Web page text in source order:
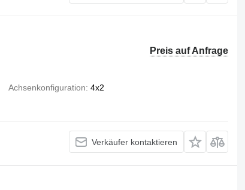
Preis auf Anfrage
Achsenkonfiguration 4x2
Verkäufer kontaktieren